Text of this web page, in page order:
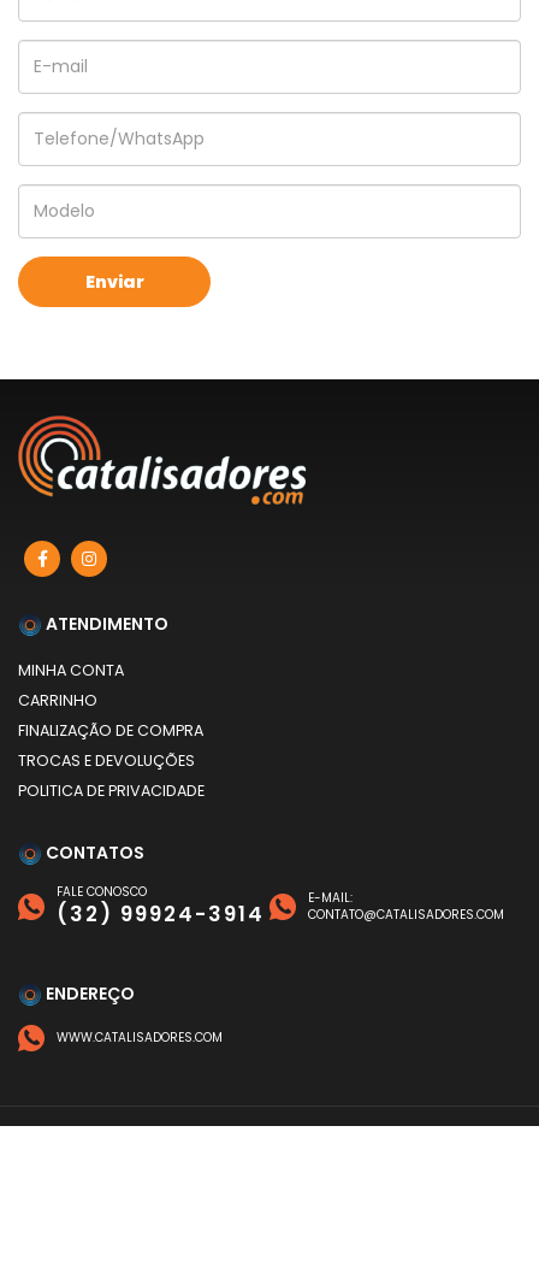
ATENDIMENTO
MINHA CONTA
CARRINHO
FINALIZAÇÃO DE COMPRA
TROCAS E DEVOLUÇÕES
POLITICA DE PRIVACIDADE
CONTATOS
FALE CONOSCO
(32) 99924-3914
E-MAIL:
CONTATO@CATALISADORES.COM
ENDEREÇO
WWW.CATALISADORES.COM